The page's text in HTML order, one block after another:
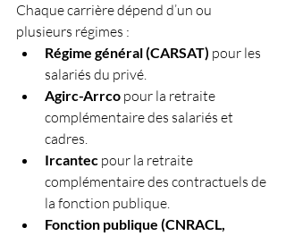
Chaque carrière dépend d’un ou
plusieurs régimes :
Régime général (CARSAT) pour les
salariés du privé.
Agirc-Arrco pour la retraite
complémentaire des salariés et
cadres.
Ircantec pour la retraite
complémentaire des contractuels de
la fonction publique.
Fonction publique (CNRACL,